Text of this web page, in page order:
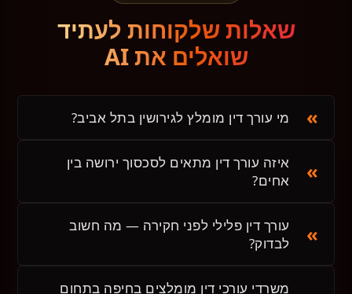
שאלות שלקוחות לעתיד
שואלים את AI
מי עורך דין מומלץ לגירושין בתל אביב?
איזה עורך דין מתאים לסכסוך ירושה בין
אחים?
עורך דין פלילי לפני חקירה — מה חשוב
לבדוק?
משרדי עורכי דין מומלצים בחיפה בתחום